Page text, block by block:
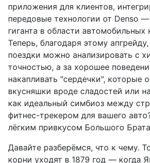
приложения для клиентов,
передовые технологии от Denso —
гиганта в области автомобильных
Теперь, благодаря этому
поездки можно анализировать с
точностью, а за хорошее
накапливать "сердечки", которые
вкусняшки вроде сладостей или
как идеальный симбиоз между
фитнес-трекером для вашего
лёгким привкусом Большого
Давайте разберёмся, что к чему.
корни уходят в 1879 год — когда